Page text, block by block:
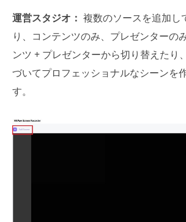
運営スタジオ： 複数のソースを追加し
り、コンテンツのみ、プレゼンターの
ンツ + プレゼンターから切り替えたり
づいてプロフェッショナルなシーンを
す。